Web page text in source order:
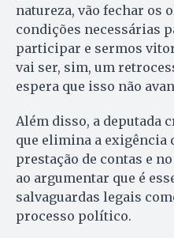
natureza, vão fechar os
condições necessárias
participar e sermos
vai ser, sim, um
espera que isso não
Além disso, a deputada
que elimina a exigência
prestação de contas e
ao argumentar que é
salvaguardas legais
processo político.